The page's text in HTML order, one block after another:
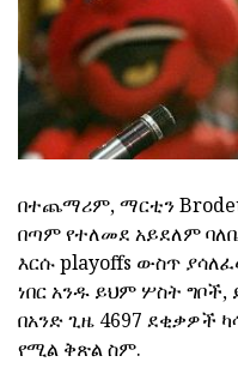
በተጨማሪም, ማርቲን
በጣም የተለመደ አይደለም
እርሱ playoffs ውስጥ
ነበር አንዱ ይህም ሦስት ግቦች,
በአንድ ጊዜ 4697 ደቂቃዎች
የሚል ቅጽል ስም.